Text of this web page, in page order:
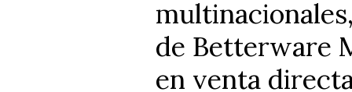
de Betterware
en venta